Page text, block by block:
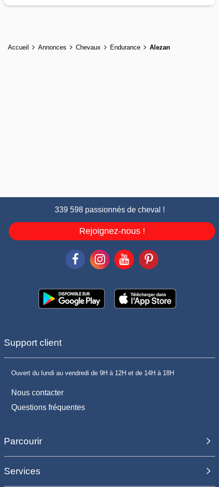
Accueil Annonces Chevaux Endurance Alezan
339 598 passionnés de cheval !
Rejoignez-nous !
Support client
Ouvert du lundi au vendredi de 9H à 12H et de 14H à 18H
Nous contacter
Questions fréquentes
Parcourir
Services